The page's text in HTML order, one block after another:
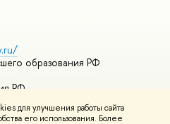
для улучшения работы сайта
его использования. Более
образования РФ
РФ
курсы